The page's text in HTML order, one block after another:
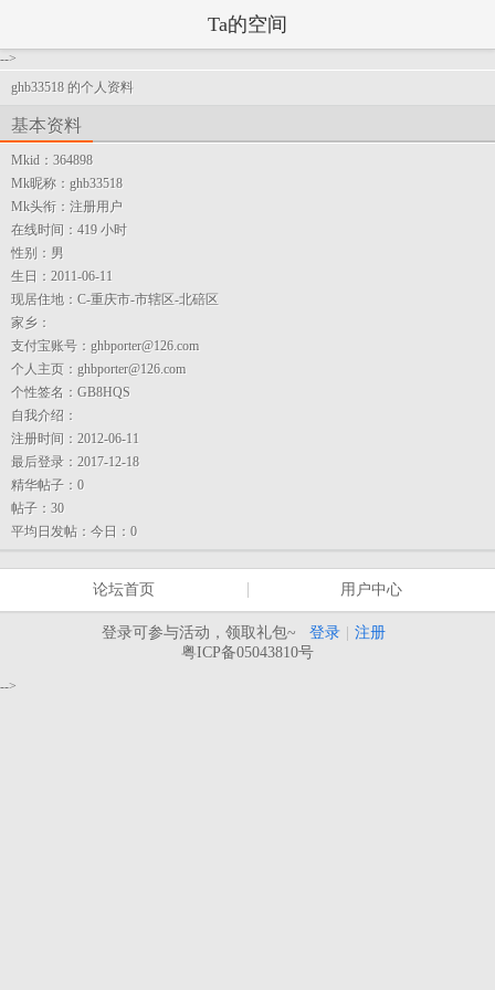
Ta的空间
-->
ghb33518 的个人资料
基本资料
Mkid： 364898
Mk昵称： ghb33518
Mk头衔： 注册用户
在线时间： 419 小时
性别： 男
生日： 2011-06-11
现居住地： C-重庆市-市辖区-北碚区
家乡：
支付宝账号： ghbporter@126.com
个人主页： ghbporter@126.com
个性签名： GB8HQS
自我介绍：
注册时间： 2012-06-11
最后登录： 2017-12-18
精华帖子： 0
帖子： 30
平均日发帖： 今日：0
论坛首页 用户中心
登录可参与活动，领取礼包~ 登录
注册
粤ICP备05043810号
-->